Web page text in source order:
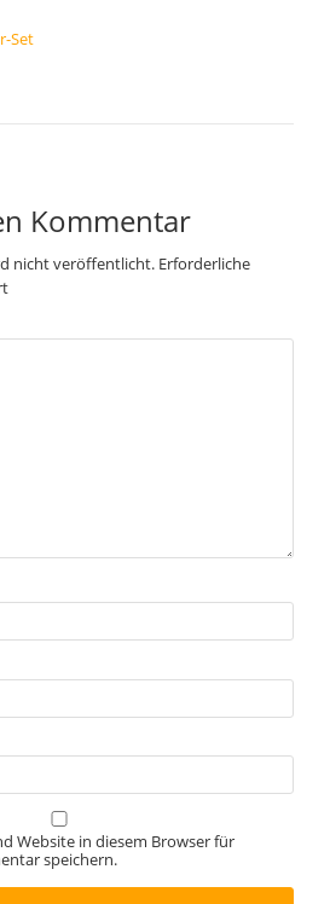
Set
Kommentar
nicht veröffentlicht. Erforderliche
Website in diesem Browser für
speichern.